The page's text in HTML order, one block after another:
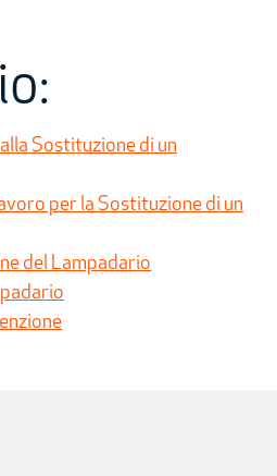
Sostituzione di un
per la Sostituzione di un
del Lampadario